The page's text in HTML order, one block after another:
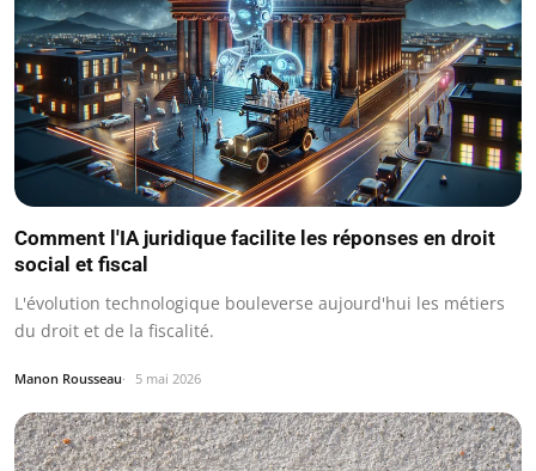
Comment l'IA juridique facilite les réponses en droit
social et fiscal
L'évolution technologique bouleverse aujourd'hui les métiers
du droit et de la fiscalité.
Manon Rousseau 5 mai 2026